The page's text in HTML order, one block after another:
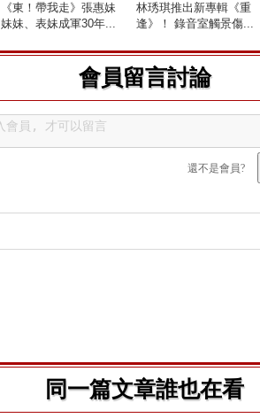
《東！帶我走》張惠妹
妹妹、表妹成軍30年...
林琇琪推出新專輯《重
逢》！ 錄音室觸景傷...
會員留言討論
還不是會員?
同一篇文章誰也在看